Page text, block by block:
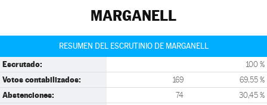
MARGANELL
RESUMEN DEL ESCRUTINIO DE MARGANELL
Escrutado: 100 %
Votos contabilizados: 169 69,55 %
Abstenciones: 74 30,45 %